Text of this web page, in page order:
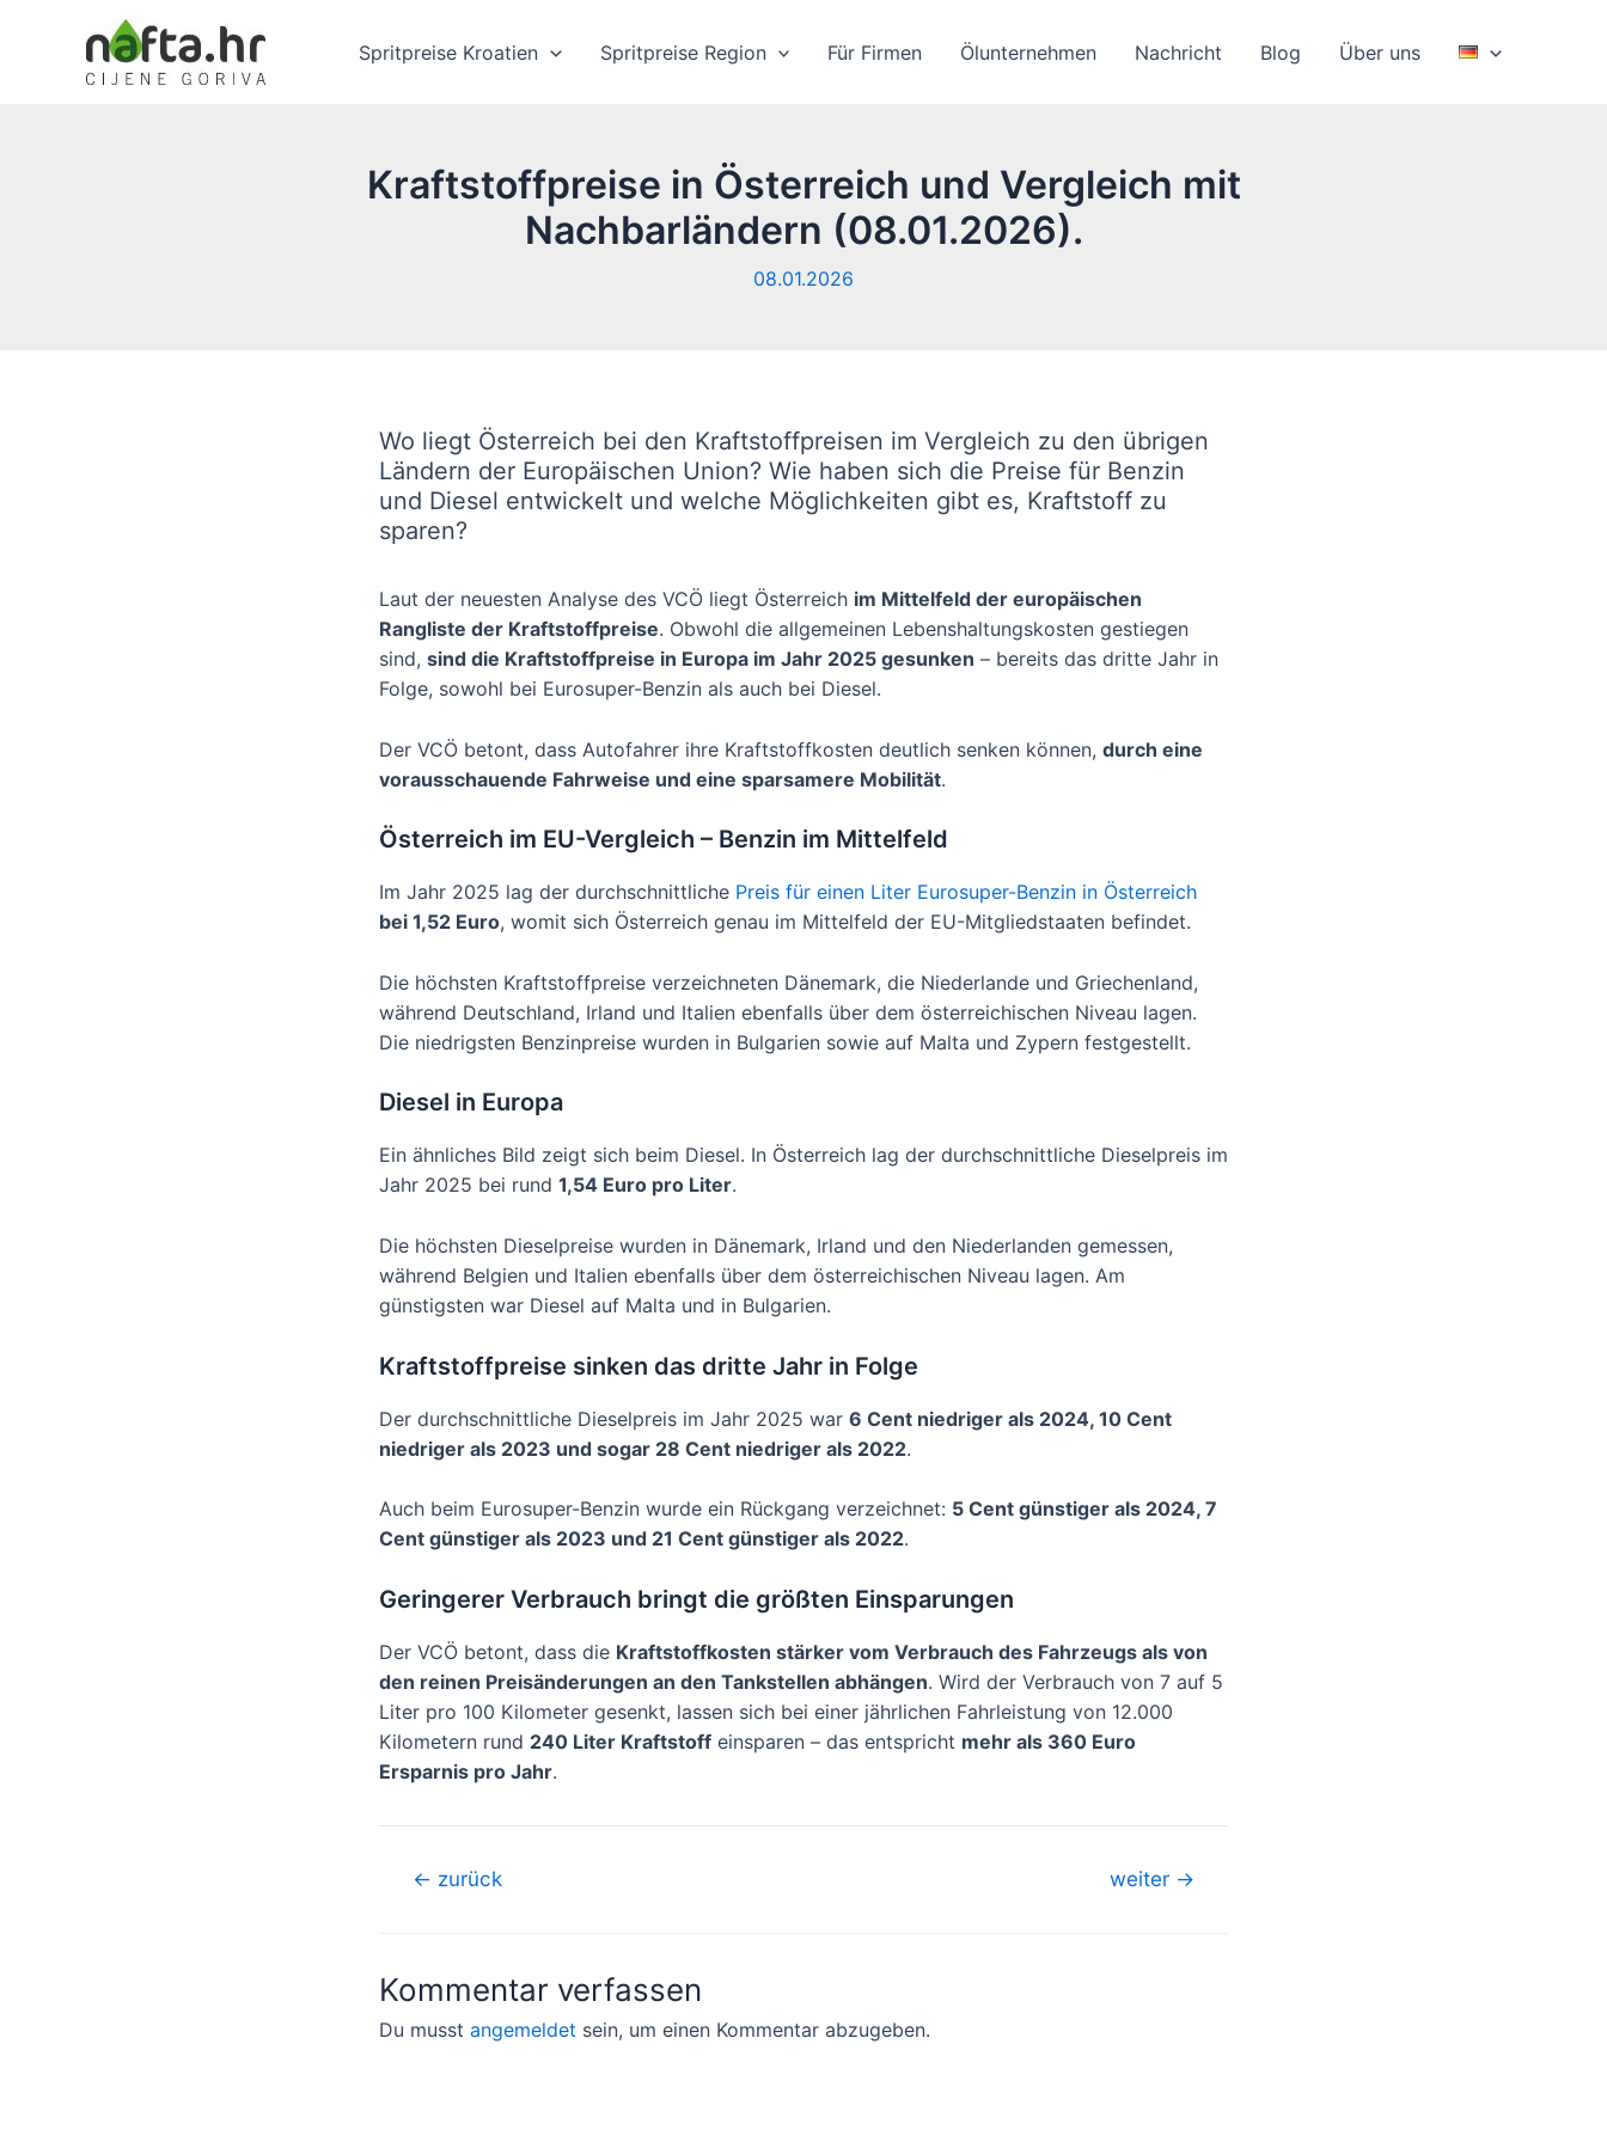
Spritpreise Kroatien Spritpreise Region Für Firmen Ölunternehmen Nachricht Blog Über uns
Kraftstoffpreise in Österreich und Vergleich mit
Nachbarländern (08.01.2026).
08.01.2026
Wo liegt Österreich bei den Kraftstoffpreisen im Vergleich zu den übrigen
Ländern der Europäischen Union? Wie haben sich die Preise für Benzin
und Diesel entwickelt und welche Möglichkeiten gibt es, Kraftstoff zu
sparen?
Laut der neuesten Analyse des VCÖ liegt Österreich im Mittelfeld der europäischen
Rangliste der Kraftstoffpreise. Obwohl die allgemeinen Lebenshaltungskosten gestiegen
sind, sind die Kraftstoffpreise in Europa im Jahr 2025 gesunken – bereits das dritte Jahr in
Folge, sowohl bei Eurosuper-Benzin als auch bei Diesel.
Der VCÖ betont, dass Autofahrer ihre Kraftstoffkosten deutlich senken können, durch eine
vorausschauende Fahrweise und eine sparsamere Mobilität.
Österreich im EU-Vergleich – Benzin im Mittelfeld
Im Jahr 2025 lag der durchschnittliche Preis für einen Liter Eurosuper-Benzin in Österreich
bei 1,52 Euro, womit sich Österreich genau im Mittelfeld der EU-Mitgliedstaaten befindet.
Die höchsten Kraftstoffpreise verzeichneten Dänemark, die Niederlande und Griechenland,
während Deutschland, Irland und Italien ebenfalls über dem österreichischen Niveau lagen.
Die niedrigsten Benzinpreise wurden in Bulgarien sowie auf Malta und Zypern festgestellt.
Diesel in Europa
Ein ähnliches Bild zeigt sich beim Diesel. In Österreich lag der durchschnittliche Dieselpreis im
Jahr 2025 bei rund 1,54 Euro pro Liter.
Die höchsten Dieselpreise wurden in Dänemark, Irland und den Niederlanden gemessen,
während Belgien und Italien ebenfalls über dem österreichischen Niveau lagen. Am
günstigsten war Diesel auf Malta und in Bulgarien.
Kraftstoffpreise sinken das dritte Jahr in Folge
Der durchschnittliche Dieselpreis im Jahr 2025 war 6 Cent niedriger als 2024, 10 Cent
niedriger als 2023 und sogar 28 Cent niedriger als 2022.
Auch beim Eurosuper-Benzin wurde ein Rückgang verzeichnet: 5 Cent günstiger als 2024, 7
Cent günstiger als 2023 und 21 Cent günstiger als 2022.
Geringerer Verbrauch bringt die größten Einsparungen
Der VCÖ betont, dass die Kraftstoffkosten stärker vom Verbrauch des Fahrzeugs als von
den reinen Preisänderungen an den Tankstellen abhängen. Wird der Verbrauch von 7 auf 5
Liter pro 100 Kilometer gesenkt, lassen sich bei einer jährlichen Fahrleistung von 12.000
Kilometern rund 240 Liter Kraftstoff einsparen – das entspricht mehr als 360 Euro
Ersparnis pro Jahr.
Beitragsnavigation
← zurück weiter →
Kommentar verfassen
Du musst angemeldet sein, um einen Kommentar abzugeben.